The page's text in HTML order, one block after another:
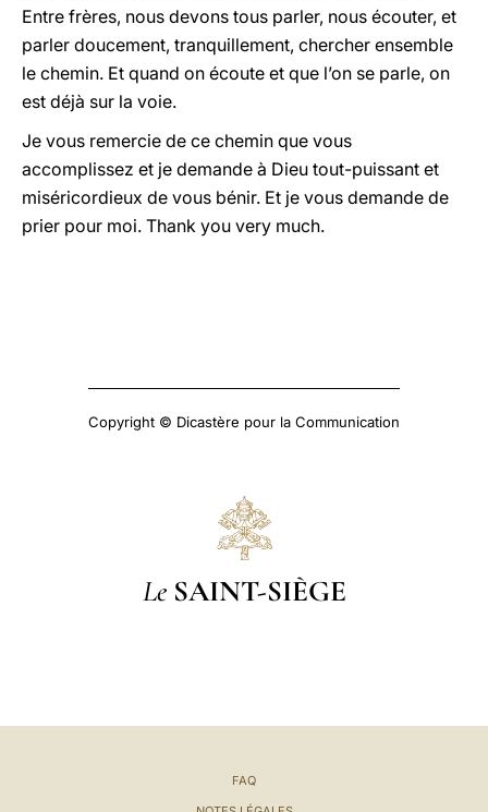
Entre frères, nous devons tous parler, nous écouter, et
parler doucement, tranquillement, chercher ensemble
le chemin. Et quand on écoute et que l’on se parle, on
est déjà sur la voie.
Je vous remercie de ce chemin que vous
accomplissez et je demande à Dieu tout-puissant et
miséricordieux de vous bénir. Et je vous demande de
prier pour moi. Thank you very much.
Copyright © Dicastère pour la Communication
Le SAINT-SIÈGE
FAQ